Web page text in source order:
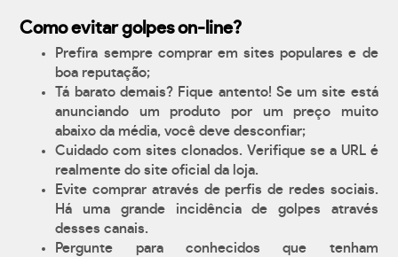
Como evitar golpes on-line?
Prefira sempre comprar em sites populares e de
boa reputação;
Tá barato demais? Fique antento! Se um site está
anunciando um produto por um preço muito
abaixo da média, você deve desconfiar;
Cuidado com sites clonados. Verifique se a URL é
realmente do site oficial da loja.
Evite comprar através de perfis de redes sociais.
Há uma grande incidência de golpes através
desses canais.
Pergunte para conhecidos que tenham